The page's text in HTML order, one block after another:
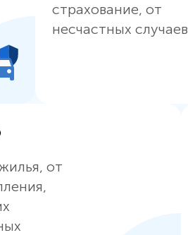
страхование, от
несчастных случаев
от